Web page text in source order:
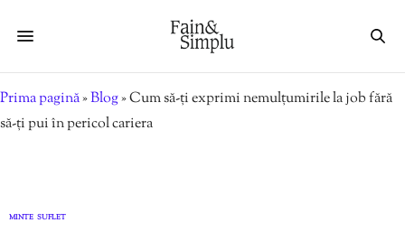
Prima pagină»Blog»Cum să-ți exprimi nemulțumirile la job fără
să-ți pui în pericol cariera
MINTE SUFLET